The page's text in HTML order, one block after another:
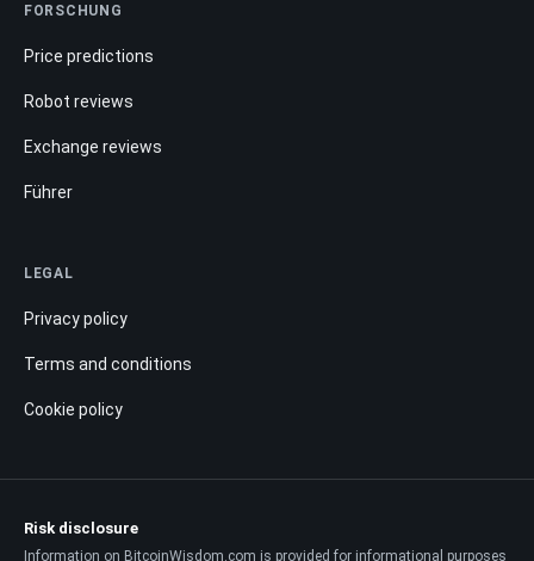
FORSCHUNG
Price predictions
Robot reviews
Exchange reviews
Führer
LEGAL
Privacy policy
Terms and conditions
Cookie policy
Risk disclosure
Information on BitcoinWisdom.com is provided for informational purposes